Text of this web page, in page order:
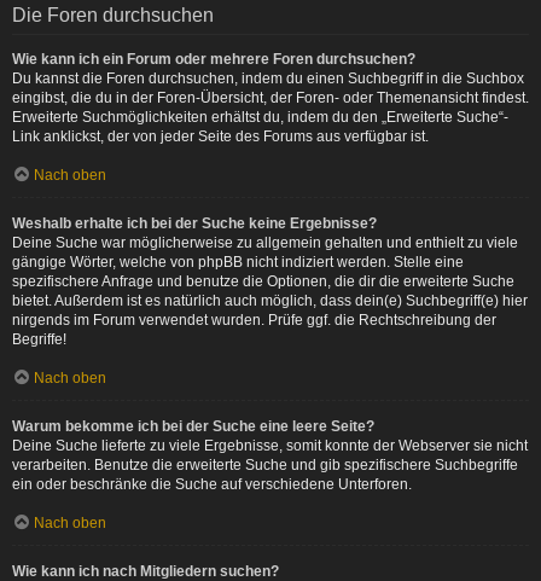
Die Foren durchsuchen
Wie kann ich ein Forum oder mehrere Foren durchsuchen?
Du kannst die Foren durchsuchen, indem du einen Suchbegriff in die Suchbox
eingibst, die du in der Foren-Übersicht, der Foren- oder Themenansicht findest.
Erweiterte Suchmöglichkeiten erhältst du, indem du den „Erweiterte Suche“-
Link anklickst, der von jeder Seite des Forums aus verfügbar ist.
Nach oben
Weshalb erhalte ich bei der Suche keine Ergebnisse?
Deine Suche war möglicherweise zu allgemein gehalten und enthielt zu viele
gängige Wörter, welche von phpBB nicht indiziert werden. Stelle eine
spezifischere Anfrage und benutze die Optionen, die dir die erweiterte Suche
bietet. Außerdem ist es natürlich auch möglich, dass dein(e) Suchbegriff(e) hier
nirgends im Forum verwendet wurden. Prüfe ggf. die Rechtschreibung der
Begriffe!
Nach oben
Warum bekomme ich bei der Suche eine leere Seite?
Deine Suche lieferte zu viele Ergebnisse, somit konnte der Webserver sie nicht
verarbeiten. Benutze die erweiterte Suche und gib spezifischere Suchbegriffe
ein oder beschränke die Suche auf verschiedene Unterforen.
Nach oben
Wie kann ich nach Mitgliedern suchen?